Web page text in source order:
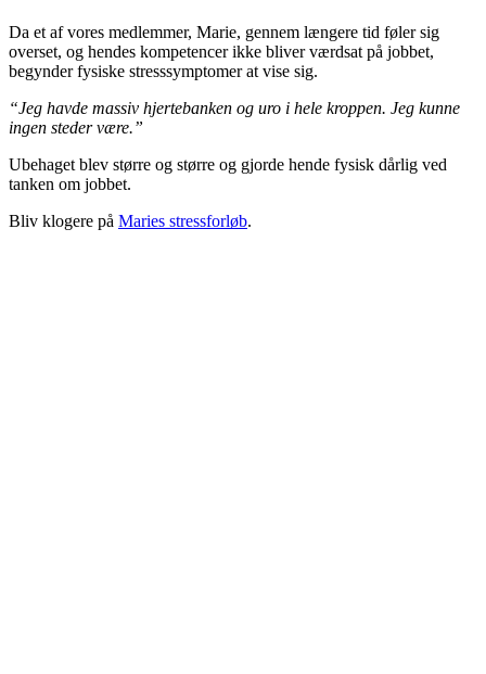
Da et af vores medlemmer, Marie, gennem længere tid føler sig
overset, og hendes kompetencer ikke bliver værdsat på jobbet,
begynder fysiske stresssymptomer at vise sig.
“Jeg havde massiv hjertebanken og uro i hele kroppen. Jeg kunne
ingen steder være.”
Ubehaget blev større og større og gjorde hende fysisk dårlig ved
tanken om jobbet.
Bliv klogere på Maries stressforløb.